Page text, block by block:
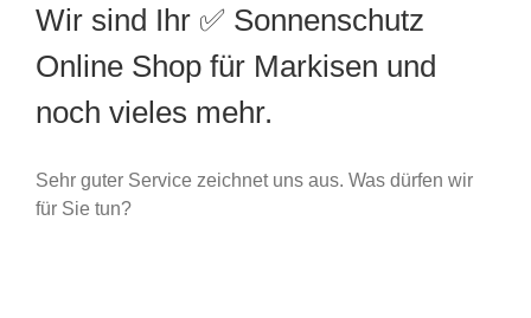
Wir sind Ihr ✅ Sonnenschutz
Online Shop für Markisen und
noch vieles mehr.
Sehr guter Service zeichnet uns aus. Was dürfen wir
für Sie tun?